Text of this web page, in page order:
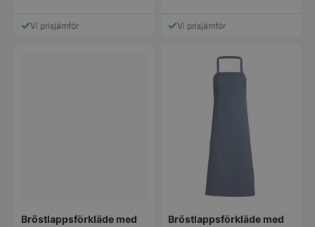
produkten
Vi prisjämför Vi prisjämför
Bröstlappsförkläde med
Bröstlappsförkläde med